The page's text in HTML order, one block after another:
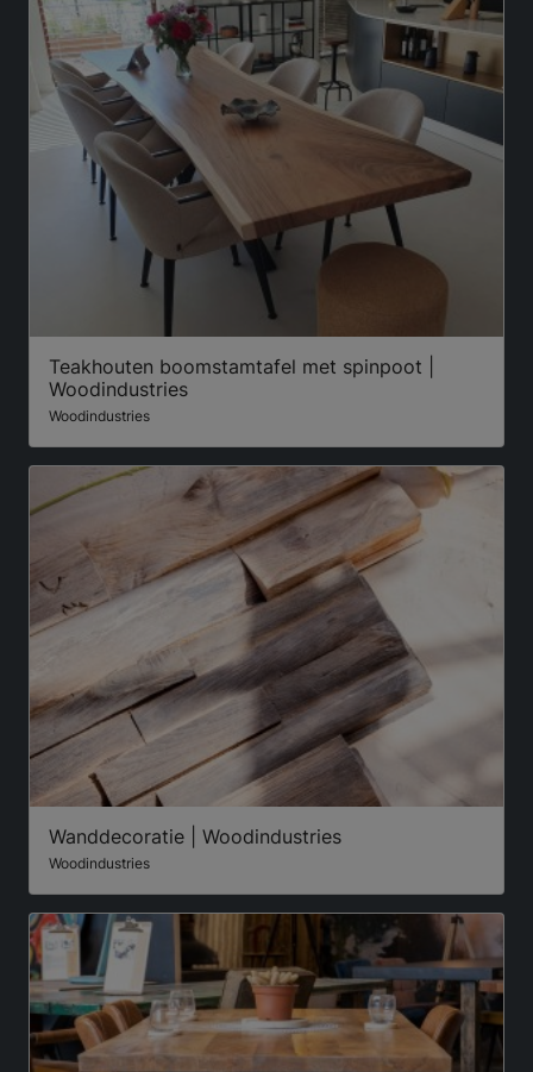
Teakhouten boomstamtafel met spinpoot |
Woodindustries
Woodindustries
Wanddecoratie | Woodindustries
Woodindustries